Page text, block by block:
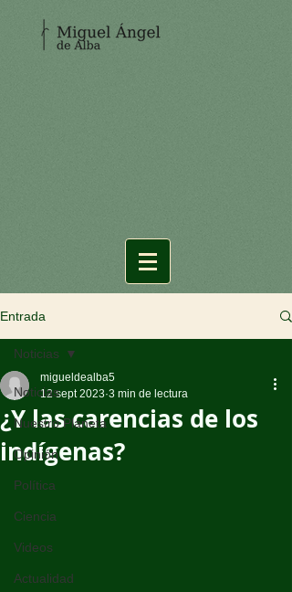
Entrada
Noticias
Nuestro Planeta
Opinión
Política
Ciencia
Videos
Actualidad
Noticias
¿Y las carencias de los
indígenas?
migueldealba5
12 sept 2023 3 min de lectura